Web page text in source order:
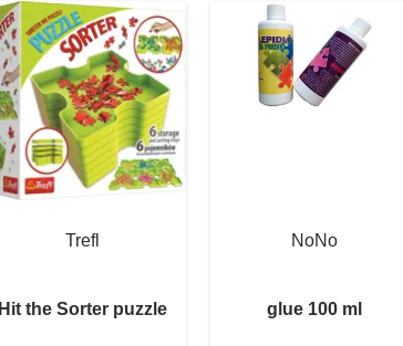
Trefl
Hit the Sorter puzzle
NoNo
glue 100 ml